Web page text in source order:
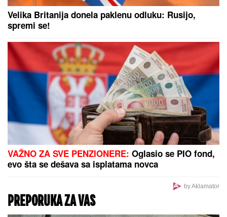
Velika Britanija donela paklenu odluku: Rusijo,
spremi se!
VAŽNO ZA SVE PENZIONERE: Oglasio se PIO fond,
evo šta se dešava sa isplatama novca
by Aklamator
PREPORUKA ZA VAS